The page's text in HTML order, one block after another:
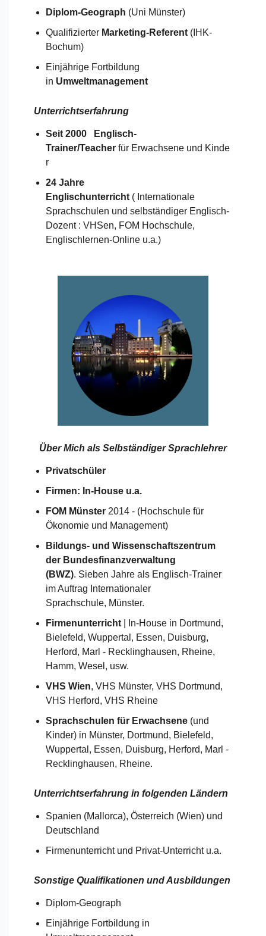
Diplom-Geograph (Uni Münster)
Qualifizierter Marketing-Referent(IHK-
Bochum)
Einjährige Fortbildung
in Umweltmanagement
Unterrichtserfahrung
Seit 2000 Englisch-
Trainer/Teacherfür Erwachsene und Kinde
r
24 Jahre
Englischunterricht( Internationale
Sprachschulen und selbständiger Englisch-
Dozent : VHSen, FOM Hochschule,
Englischlernen-Online u.a.)
Über Mich als Selbständiger Sprachlehrer
Privatschüler
Firmen: In-House u.a.
FOM Münster2014 - (Hochschule für
Ökonomie und Management)
Bildungs- und Wissenschaftszentrum
der Bundesfinanzverwaltung
(BWZ). Sieben Jahre als Englisch-Trainer
im Auftrag Internationaler
Sprachschule, Münster.
Firmenunterricht| In-House in Dortmund,
Bielefeld, Wuppertal, Essen, Duisburg,
Herford, Marl - Recklinghausen, Rheine,
Hamm, Wesel, usw.
VHS Wien, VHS Münster, VHS Dortmund,
VHS Herford, VHS Rheine
Sprachschulen für Erwachsene(und
Kinder) in Münster, Dortmund, Bielefeld,
Wuppertal, Essen, Duisburg, Herford, Marl -
Recklinghausen, Rheine.
Unterrichtserfahrung in folgenden Ländern
Spanien (Mallorca), Österreich (Wien) und
Deutschland​​
Firmenunterricht und Privat-Unterricht u.a.
Sonstige Qualifikationen und Ausbildungen
Diplom-Geograph
Einjährige Fortbildung in